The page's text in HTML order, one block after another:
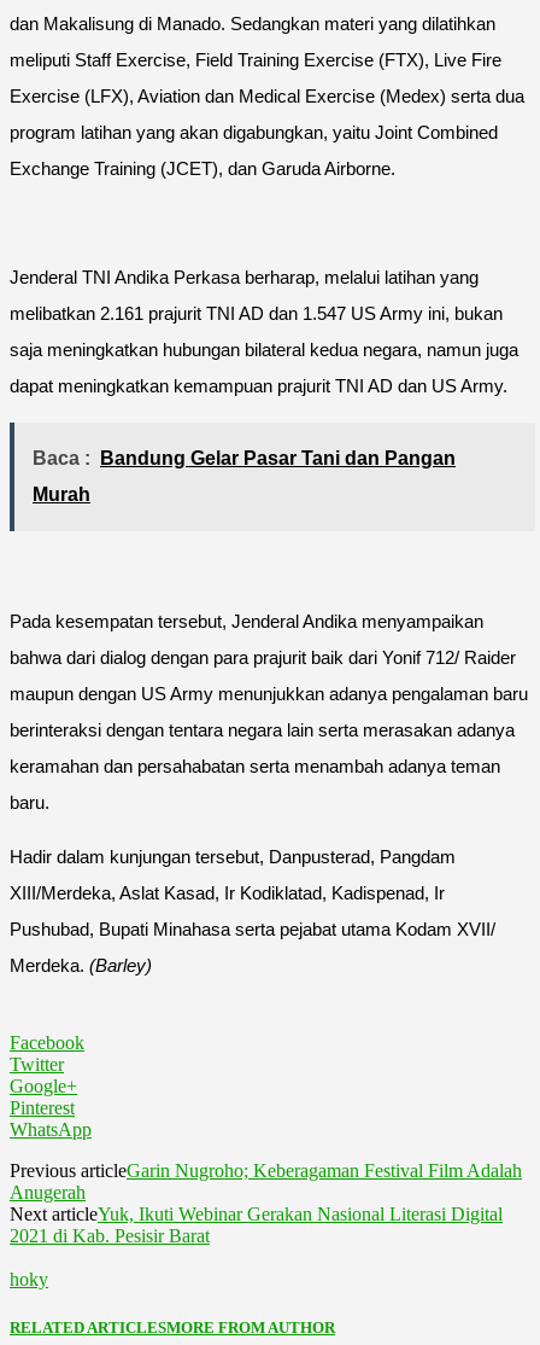
dan Makalisung di Manado. Sedangkan materi yang dilatihkan
meliputi Staff Exercise, Field Training Exercise (FTX), Live Fire
Exercise (LFX), Aviation dan Medical Exercise (Medex) serta dua
program latihan yang akan digabungkan, yaitu Joint Combined
Exchange Training (JCET), dan Garuda Airborne.
Jenderal TNI Andika Perkasa berharap, melalui latihan yang
melibatkan 2.161 prajurit TNI AD dan 1.547 US Army ini, bukan
saja meningkatkan hubungan bilateral kedua negara, namun juga
dapat meningkatkan kemampuan prajurit TNI AD dan US Army.
Baca :
Bandung Gelar Pasar Tani dan Pangan
Murah
Pada kesempatan tersebut, Jenderal Andika menyampaikan
bahwa dari dialog dengan para prajurit baik dari Yonif 712/ Raider
maupun dengan US Army menunjukkan adanya pengalaman baru
berinteraksi dengan tentara negara lain serta merasakan adanya
keramahan dan persahabatan serta menambah adanya teman
baru.
Hadir dalam kunjungan tersebut, Danpusterad, Pangdam
XIII/Merdeka, Aslat Kasad, Ir Kodiklatad, Kadispenad, Ir
Pushubad, Bupati Minahasa serta pejabat utama Kodam XVII/
Merdeka. (Barley)
Facebook
Twitter
Google+
Pinterest
WhatsApp
Previous articleGarin Nugroho; Keberagaman Festival Film Adalah
Anugerah
Next articleYuk, Ikuti Webinar Gerakan Nasional Literasi Digital
2021 di Kab. Pesisir Barat
hoky
RELATED ARTICLESMORE FROM AUTHOR